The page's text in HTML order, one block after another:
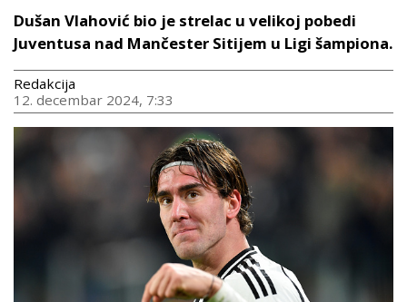
Dušan Vlahović bio je strelac u velikoj pobedi
Juventusa nad Mančester Sitijem u Ligi šampiona.
Redakcija
12. decembar 2024, 7:33